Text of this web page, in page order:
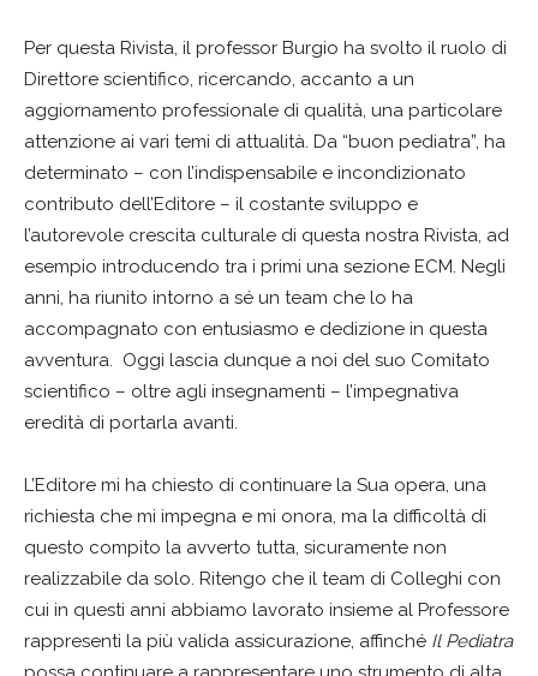
Per questa Rivista, il professor Burgio ha svolto il ruolo di
Direttore scientifico, ricercando, accanto a un
aggiornamento professionale di qualità, una particolare
attenzione ai vari temi di attualità. Da “buon pediatra”, ha
determinato – con l’indispensabile e incondizionato
contributo dell’Editore – il costante sviluppo e
l’autorevole crescita culturale di questa nostra Rivista, ad
esempio introducendo tra i primi una sezione ECM. Negli
anni, ha riunito intorno a sé un team che lo ha
accompagnato con entusiasmo e dedizione in questa
avventura. Oggi lascia dunque a noi del suo Comitato
scientifico – oltre agli insegnamenti – l’impegnativa
eredità di portarla avanti.
L’Editore mi ha chiesto di continuare la Sua opera, una
richiesta che mi impegna e mi onora, ma la difficoltà di
questo compito la avverto tutta, sicuramente non
realizzabile da solo. Ritengo che il team di Colleghi con
cui in questi anni abbiamo lavorato insieme al Professore
rappresenti la più valida assicurazione, affinché Il Pediatra